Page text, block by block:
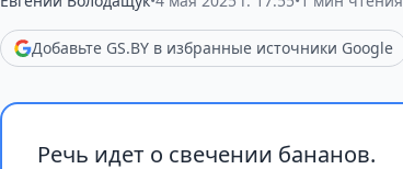
Добавьте GS.BY в избранные источники Google
Речь идет о свечении бананов.